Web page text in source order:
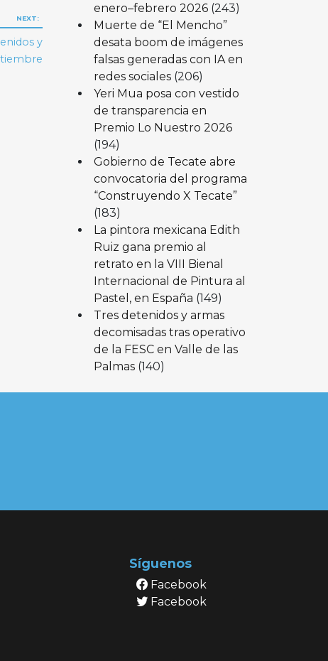
NEXT:
y
enero–febrero 2026 (243)
Muerte de “El Mencho”
desata boom de imágenes
falsas generadas con IA en
redes sociales (206)
Yeri Mua posa con vestido
de transparencia en
Premio Lo Nuestro 2026
(194)
Gobierno de Tecate abre
convocatoria del programa
“Construyendo X Tecate”
(183)
La pintora mexicana Edith
Ruiz gana premio al
retrato en la VIII Bienal
Internacional de Pintura al
Pastel, en España (149)
Tres detenidos y armas
decomisadas tras operativo
de la FESC en Valle de las
Palmas (140)
Síguenos
Facebook
Facebook